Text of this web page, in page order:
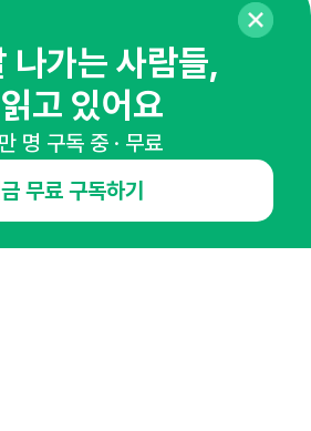
드릴게요!
는 뉴스레터
나가는 사람들,
고 있어요
명 구독 중 · 무료
무료 구독하기